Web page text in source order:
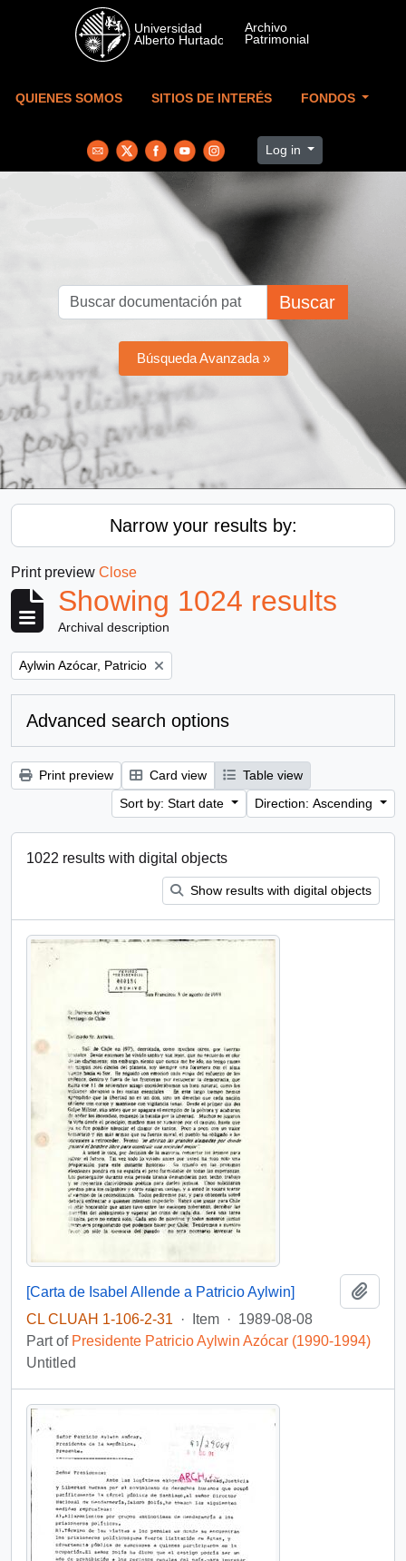
Skip to main content
QUIENES SOMOS SITIOS DE INTERÉS FONDOS
Log in
Buscar
Búsqueda Avanzada »
Narrow your results by:
Print preview Close
Showing 1024 results
Archival description
Remove filter:
Aylwin Azócar, Patricio
Advanced search options
Print preview Card view
Table view
Sort by: Start date
Direction: Ascending
1022 results with digital objects
Show results with digital objects
[Carta de Isabel Allende a Patricio Aylwin]
CL CLUAH 1-106-2-31
· Item · 1989-08-08
Part of Presidente Patricio Aylwin Azócar (1990-1994)
Untitled